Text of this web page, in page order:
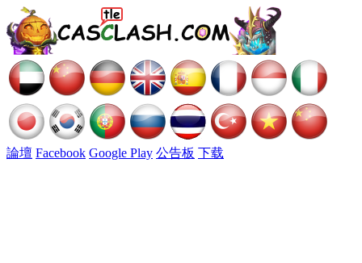
論壇 Facebook Google Play 公告板 下载